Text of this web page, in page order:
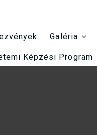
Galéria
Képzési Program